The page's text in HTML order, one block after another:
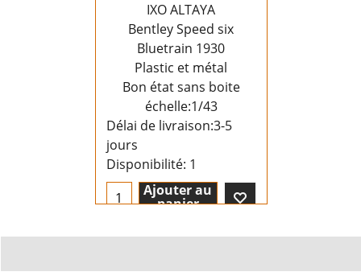
IXO ALTAYA
Bentley Speed six
Bluetrain 1930
Plastic et métal
Bon état sans boite
échelle:1/43
Délai de livraison:3-5
jours
Disponibilité: 1
Ajouter au
panier